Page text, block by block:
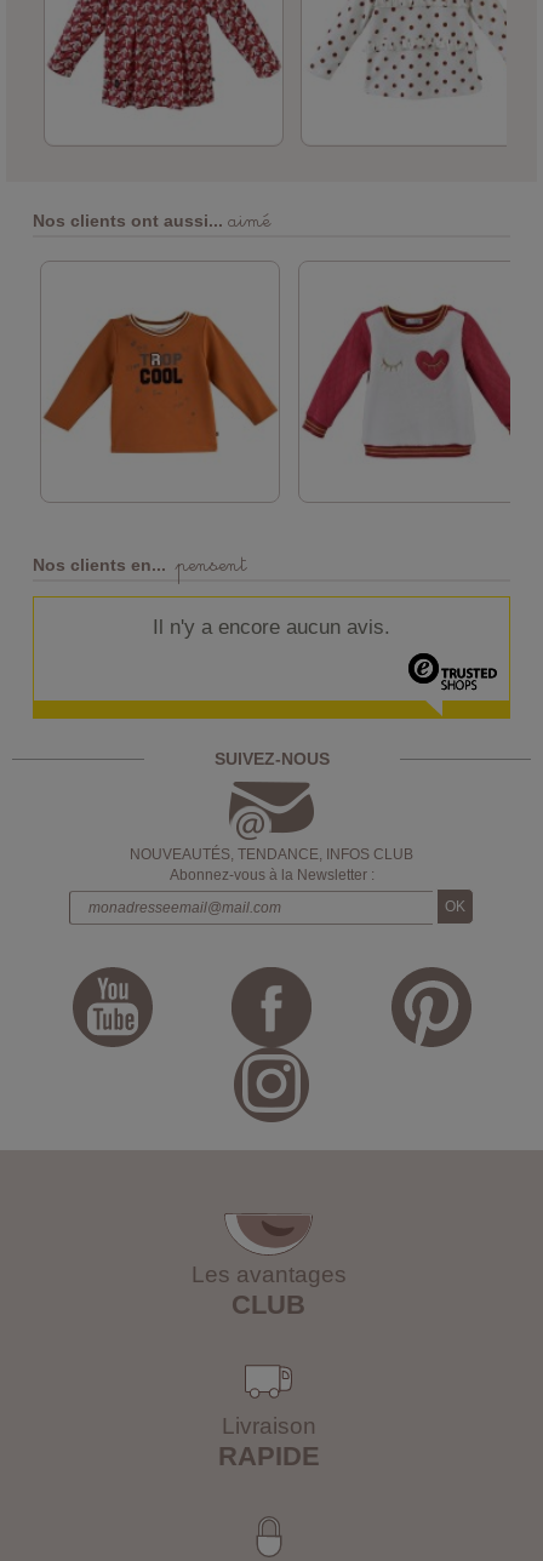
Nos clients ont aussi... aimé
Nos clients en... pensent
Il n'y a encore aucun avis.
SUIVEZ-NOUS
NOUVEAUTÉS, TENDANCE, INFOS CLUB
Abonnez-vous à la Newsletter :
Les avantages
CLUB
Livraison
RAPIDE